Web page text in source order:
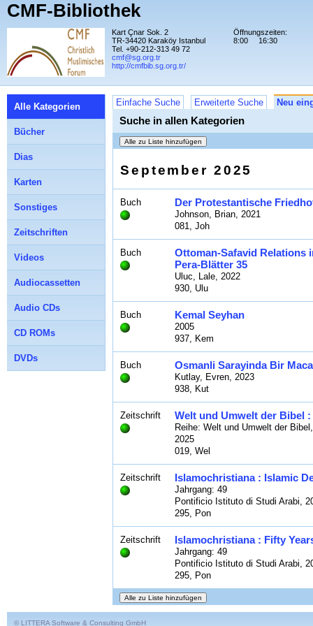
CMF-Bibliothek
Kart Çnar Sok. 2
TR-34420 Karaköy Istanbul
Tel. +90-212-313 49 72
cmf@sg.org.tr
http://cmfbib.sg.org.tr/
Öffnungszeiten:
8:00
16:30
Einfache Suche Erweiterte Suche Neu
Suche in allen Kategorien
September 2025
Buch Der Protestantische
Johnson, Brian, 2021
081, Joh
Buch
Ottoman-Safavid Relations
Pera-Blätter 35
Uluc, Lale, 2022
930, Ulu
Buch Kemal Seyhan
2005
937, Kem
Buch Osmanli Sarayinda Bir
Kutlay, Evren, 2023
938, Kut
Zeitschrift Welt und Umwelt der Bibel
Reihe: Welt und Umwelt der
2025
019, Wel
Zeitschrift Islamochristiana : Islamic
Jahrgang: 49
Pontificio Istituto di Studi Arabi,
295, Pon
Zeitschrift Islamochristiana : Fifty
Jahrgang: 49
Pontificio Istituto di Studi Arabi,
295, Pon
Alle Kategorien
Bücher
Dias
Karten
Sonstiges
Zeitschriften
Videos
Audiocassetten
Audio CDs
CD ROMs
DVDs
© LITTERA Software & Consulting GmbH